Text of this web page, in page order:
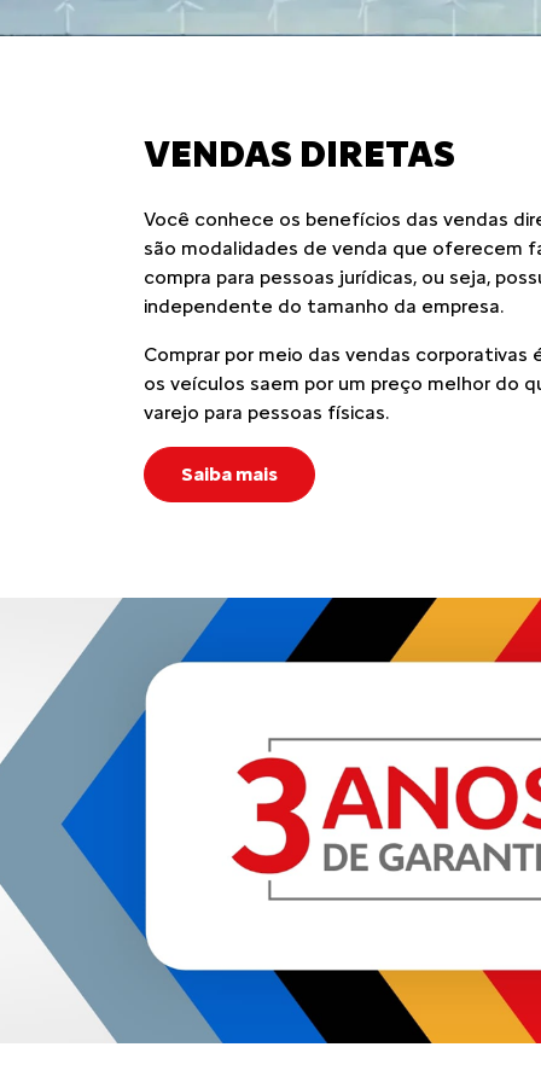
VENDAS DIRETAS
Você conhece os benefícios das vendas
são modalidades de venda que oferecem
compra para pessoas jurídicas, ou seja,
independente do tamanho da empresa.
Comprar por meio das vendas corporativas
os veículos saem por um preço melhor do
varejo para pessoas físicas.
Saiba mais